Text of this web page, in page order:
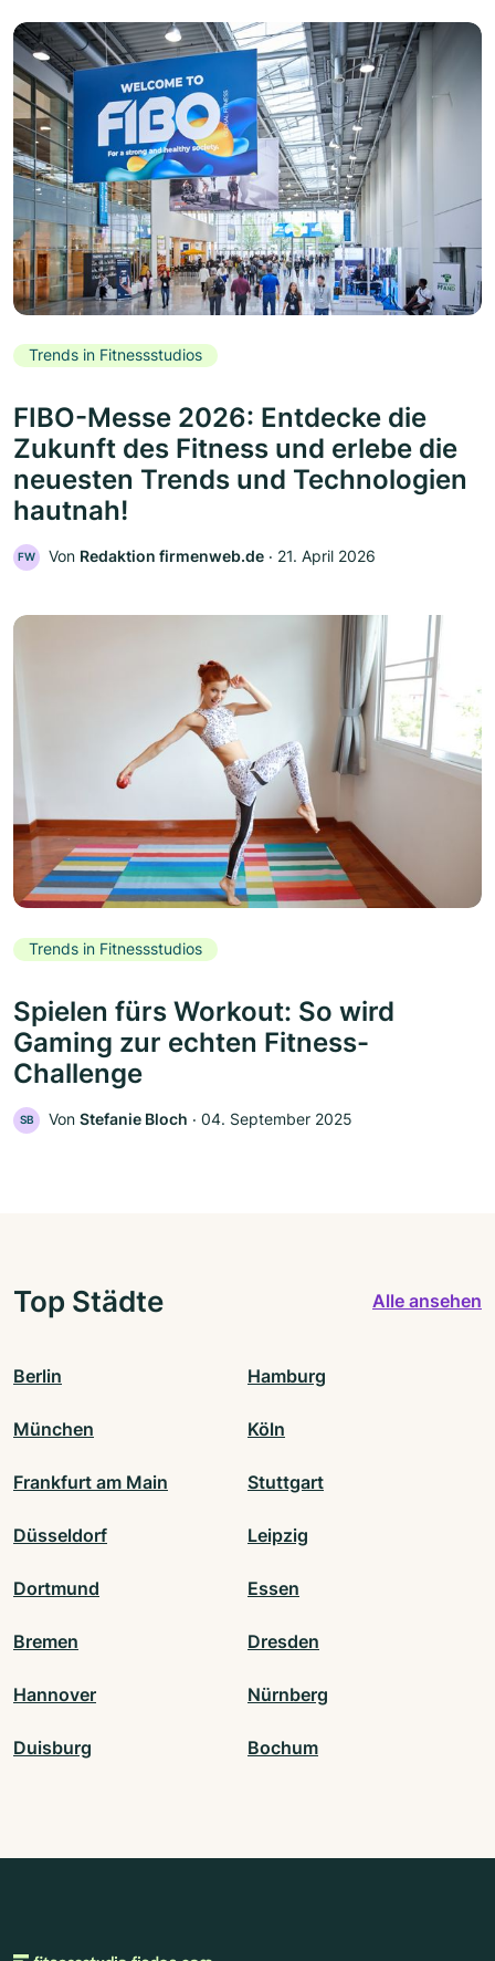
Trends in Fitnessstudios
FIBO-Messe 2026: Entdecke die
Zukunft des Fitness und erlebe die
neuesten Trends und Technologien
hautnah!
FW Von Redaktion firmenweb.de ‧ 21. April 2026
Trends in Fitnessstudios
Spielen fürs Workout: So wird
Gaming zur echten Fitness-
Challenge
SB Von Stefanie Bloch ‧ 04. September 2025
Top Städte Alle ansehen
Berlin Hamburg
München Köln
Frankfurt am Main Stuttgart
Düsseldorf Leipzig
Dortmund Essen
Bremen Dresden
Hannover Nürnberg
Duisburg Bochum